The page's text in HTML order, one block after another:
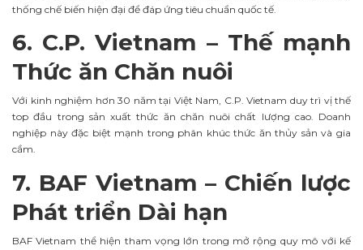
thống chế biến hiện đại để đáp ứng tiêu chuẩn quốc tế.
6. C.P. Vietnam – Thế mạnh
Thức ăn Chăn nuôi
Với kinh nghiệm hơn 30 năm tại Việt Nam, C.P. Vietnam duy trì vị thế
top đầu trong sản xuất thức ăn chăn nuôi chất lượng cao. Doanh
nghiệp này đặc biệt mạnh trong phân khúc thức ăn thủy sản và gia
cầm.
7. BAF Vietnam – Chiến lược
Phát triển Dài hạn
BAF Vietnam thể hiện tham vọng lớn trong mở rộng quy mô với kế